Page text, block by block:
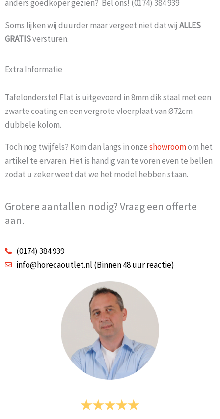
anders goedkoper gezien? Bel ons! (0174) 384 939
Soms lijken wij duurder maar vergeet niet dat wij ALLES
GRATISversturen.
Extra Informatie
Tafelonderstel Flat is uitgevoerd in 8mm dik staal met een
zwarte coating en een vergrote vloerplaat van Ø72cm
dubbele kolom.
Toch nog twijfels? Kom dan langs in onzeshowroomom het
artikel te ervaren. Het is handig van te voren even te bellen
zodat u zeker weet dat we het model hebben staan.
Grotere aantallen nodig? Vraag een offerte
aan.
(0174) 384 939
info@horecaoutlet.nl (Binnen 48 uur reactie)